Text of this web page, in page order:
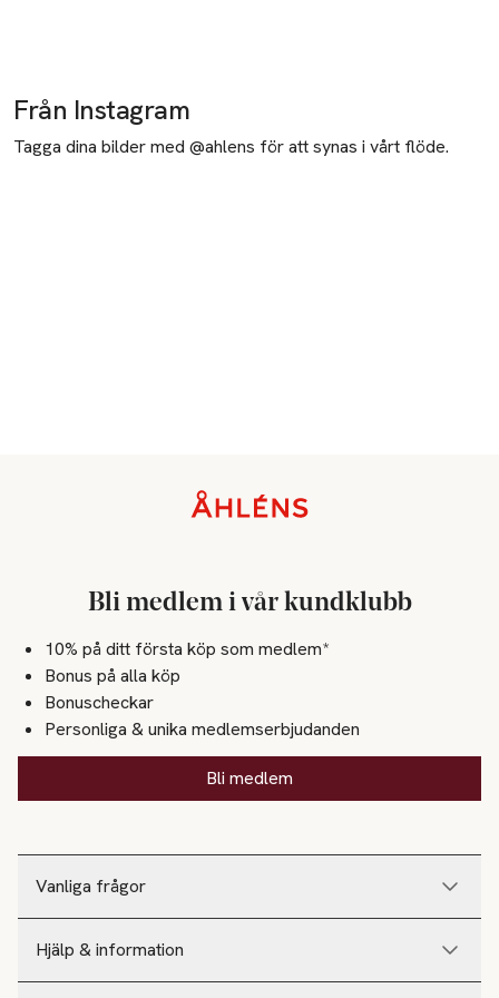
Från Instagram
Tagga dina bilder med @ahlens för att synas i vårt flöde.
Vanliga frågor
Hjälp & information
Bli medlem i vår kundklubb
10% på ditt första köp som medlem*
Bonus på alla köp
Bonuscheckar
Personliga & unika medlemserbjudanden
Bli medlem